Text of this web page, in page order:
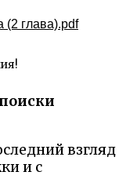
(2 глава).pdf
взгляд
и с